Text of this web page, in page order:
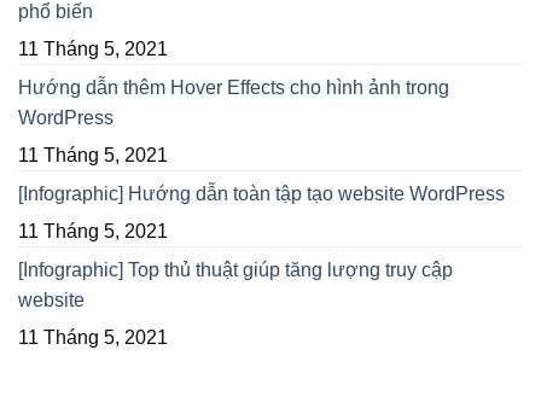
phổ biến
11 Tháng 5, 2021
Hướng dẫn thêm Hover Effects cho hình ảnh trong
WordPress
11 Tháng 5, 2021
[Infographic] Hướng dẫn toàn tập tạo website WordPress
11 Tháng 5, 2021
[Infographic] Top thủ thuật giúp tăng lượng truy cập
website
11 Tháng 5, 2021